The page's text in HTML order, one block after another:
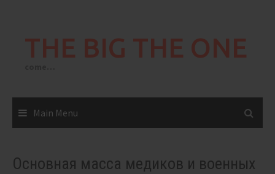
THE BIG THE ONE
Main Menu
Основная масса медиков и военных